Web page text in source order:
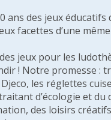
des jeux
facettes d’une
jeux pour les
! Notre promesse
les réglettes
d’écologie et du
des loisirs